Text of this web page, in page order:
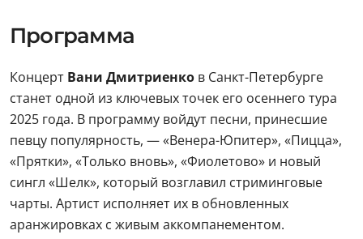
Программа
Концерт Вани Дмитриенко в Санкт-Петербурге
станет одной из ключевых точек его осеннего тура
2025 года. В программу войдут песни, принесшие
певцу популярность, — «Венера-Юпитер», «Пицца»,
«Прятки», «Только вновь», «Фиолетово» и новый
сингл «Шелк», который возглавил стриминговые
чарты. Артист исполняет их в обновленных
аранжировках с живым аккомпанементом.